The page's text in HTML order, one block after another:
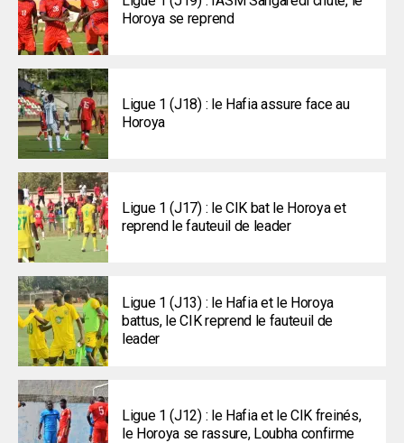
Horoya se reprend
Ligue 1 (J18) : le Hafia assure face au
Horoya
Ligue 1 (J17) : le CIK bat le Horoya et
reprend le fauteuil de leader
Ligue 1 (J13) : le Hafia et le Horoya
battus, le CIK reprend le fauteuil de
leader
Ligue 1 (J12) : le Hafia et le CIK freinés,
le Horoya se rassure, Loubha confirme